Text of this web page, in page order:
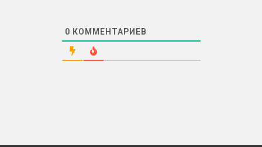
0 КОММЕНТАРИЕВ